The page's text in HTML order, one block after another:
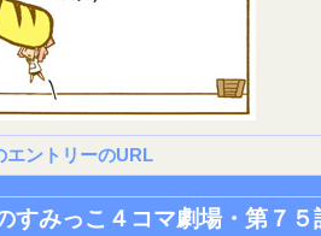
エントリーのURL
すみっこ４コマ劇場・第７